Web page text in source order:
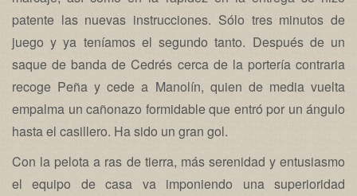
patente las nuevas instrucciones. Sólo tres minutos de
juego y ya teníamos el segundo tanto. Después de un
saque de banda de Cedrés cerca de la portería contraria
recoge Peña y cede a Manolín, quien de media vuelta
empalma un cañonazo formidable que entró por un ángulo
hasta el casillero. Ha sido un gran gol.
Con la pelota a ras de tierra, más serenidad y entusiasmo
el equipo de casa va imponiendo una superioridad